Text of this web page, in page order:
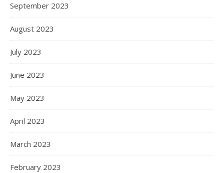
September 2023
August 2023
July 2023
June 2023
May 2023
April 2023
March 2023
February 2023